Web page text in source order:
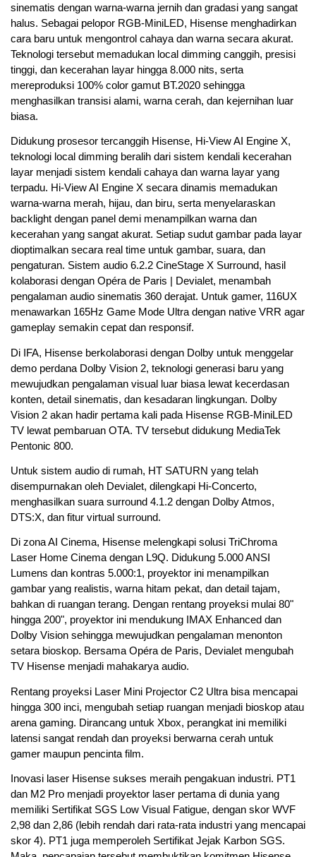
sinematis dengan warna-warna jernih dan gradasi yang sangat
halus. Sebagai pelopor RGB-MiniLED, Hisense menghadirkan
cara baru untuk mengontrol cahaya dan warna secara akurat.
Teknologi tersebut memadukan local dimming canggih, presisi
tinggi, dan kecerahan layar hingga 8.000 nits, serta
mereproduksi 100% color gamut BT.2020 sehingga
menghasilkan transisi alami, warna cerah, dan kejernihan luar
biasa.
Didukung prosesor tercanggih Hisense, Hi-View AI Engine X,
teknologi local dimming beralih dari sistem kendali kecerahan
layar menjadi sistem kendali cahaya dan warna layar yang
terpadu. Hi-View AI Engine X secara dinamis memadukan
warna-warna merah, hijau, dan biru, serta menyelaraskan
backlight dengan panel demi menampilkan warna dan
kecerahan yang sangat akurat. Setiap sudut gambar pada layar
dioptimalkan secara real time untuk gambar, suara, dan
pengaturan. Sistem audio 6.2.2 CineStage X Surround, hasil
kolaborasi dengan Opéra de Paris | Devialet, menambah
pengalaman audio sinematis 360 derajat. Untuk gamer, 116UX
menawarkan 165Hz Game Mode Ultra dengan native VRR agar
gameplay semakin cepat dan responsif.
Di IFA, Hisense berkolaborasi dengan Dolby untuk menggelar
demo perdana Dolby Vision 2, teknologi generasi baru yang
mewujudkan pengalaman visual luar biasa lewat kecerdasan
konten, detail sinematis, dan kesadaran lingkungan. Dolby
Vision 2 akan hadir pertama kali pada Hisense RGB-MiniLED
TV lewat pembaruan OTA. TV tersebut didukung MediaTek
Pentonic 800.
Untuk sistem audio di rumah, HT SATURN yang telah
disempurnakan oleh Devialet, dilengkapi Hi-Concerto,
menghasilkan suara surround 4.1.2 dengan Dolby Atmos,
DTS:X, dan fitur virtual surround.
Di zona AI Cinema, Hisense melengkapi solusi TriChroma
Laser Home Cinema dengan L9Q. Didukung 5.000 ANSI
Lumens dan kontras 5.000:1, proyektor ini menampilkan
gambar yang realistis, warna hitam pekat, dan detail tajam,
bahkan di ruangan terang. Dengan rentang proyeksi mulai 80"
hingga 200", proyektor ini mendukung IMAX Enhanced dan
Dolby Vision sehingga mewujudkan pengalaman menonton
setara bioskop. Bersama Opéra de Paris, Devialet mengubah
TV Hisense menjadi mahakarya audio.
Rentang proyeksi Laser Mini Projector C2 Ultra bisa mencapai
hingga 300 inci, mengubah setiap ruangan menjadi bioskop atau
arena gaming. Dirancang untuk Xbox, perangkat ini memiliki
latensi sangat rendah dan proyeksi berwarna cerah untuk
gamer maupun pencinta film.
Inovasi laser Hisense sukses meraih pengakuan industri. PT1
dan M2 Pro menjadi proyektor laser pertama di dunia yang
memiliki Sertifikat SGS Low Visual Fatigue, dengan skor WVF
2,98 dan 2,86 (lebih rendah dari rata-rata industri yang mencapai
skor 4). PT1 juga memperoleh Sertifikat Jejak Karbon SGS.